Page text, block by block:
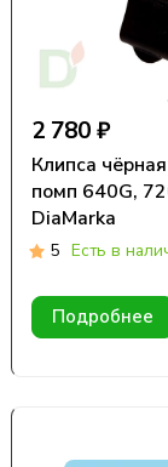
2 780 ₽
Клипса
помп 640G,
DiaMarka
5 Есть в
Подробнее